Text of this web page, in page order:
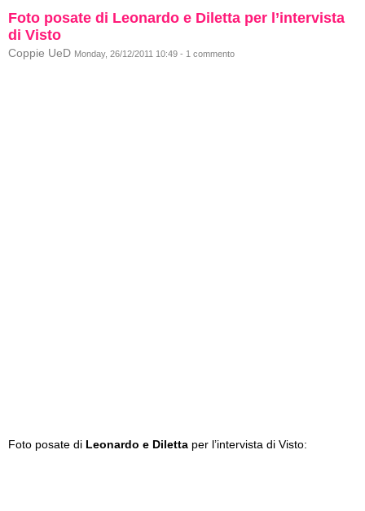
Foto posate di Leonardo e Diletta per l’intervista
di Visto
Coppie UeD Monday, 26/12/2011 10:49 - 1 commento
Foto posate di Leonardo e Diletta per l’intervista di Visto: